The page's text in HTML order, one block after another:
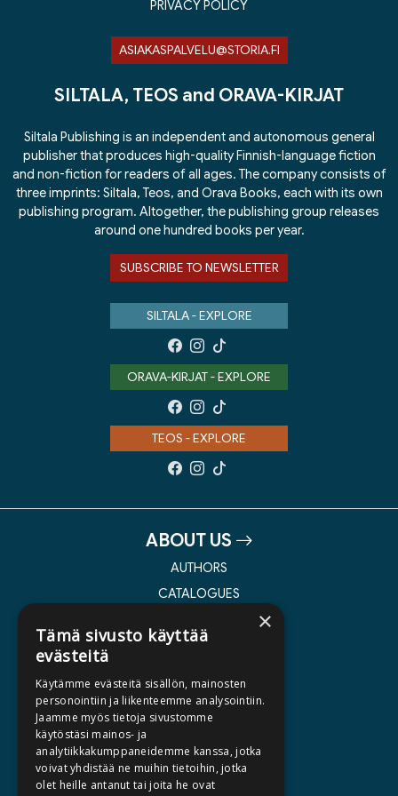
PRIVACY POLICY
ASIAKASPALVELU@STORIA.FI
SILTALA, TEOS and ORAVA-KIRJAT
Siltala Publishing is an independent and autonomous general
publisher that produces high-quality Finnish-language fiction
and non-fiction for readers of all ages. The company consists of
three imprints: Siltala, Teos, and Orava Books, each with its own
publishing program. Altogether, the publishing group releases
around one hundred books per year.
SUBSCRIBE TO NEWSLETTER
SILTALA - EXPLORE
ORAVA-KIRJAT - EXPLORE
TEOS - EXPLORE
ABOUT US
AUTHORS
CATALOGUES
COMMISSIONED BOOKS
PRESS
BILLING ADDRESS
×
Tämä sivusto käyttää
evästeitä
Käytämme evästeitä sisällön, mainosten
personointiin ja liikenteemme analysointiin.
Jaamme myös tietoja sivustomme
käytöstäsi mainos- ja
analytiikkakumppaneidemme kanssa, jotka
voivat yhdistää ne muihin tietoihin, jotka
olet heille antanut tai joita he ovat